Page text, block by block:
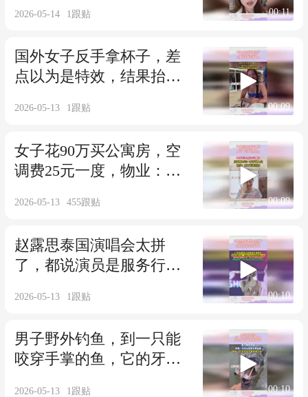
2026-05-14 1跟贴 00:11
国外女子反手拿杯子，差
点以为是特效，结果抬手
2026-05-13 1跟贴 00:09
女子花90万买公寓房，空
调费25元一度，物业：交
2026-05-13 455跟贴 00:09
赵露思泰国演唱会太拼
了，都说演员是服务行
2026-05-13 1跟贴 00:10
男子野外钓鱼，到一只能
咬穿手掌的鱼，它的牙齿
2026-05-13 1跟贴 00:10